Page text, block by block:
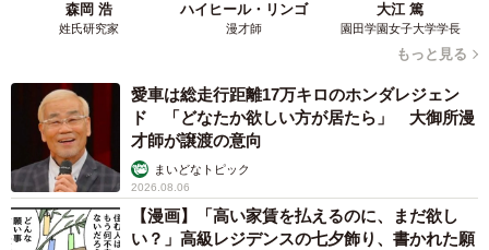
森岡 浩
姓氏研究家
ハイヒール・リンゴ
漫才師
大江 篤
園田学園女子大学学長
もっと見る
愛車は総走行距離17万キロのホンダレジェン
ド 「どなたか欲しい方が居たら」 大御所漫
才師が譲渡の意向
まいどなトピック
2026.08.06
【漫画】「高い家賃を払えるのに、まだ欲し
い？」高級レジデンスの七夕飾り、書かれた願